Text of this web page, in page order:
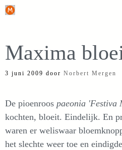
Ga
inhoud
Maxima
3 juni 2009 door Norbert Mergen
De pioenroos paeonia 'Festiva
kochten, bloeit. Eindelijk. En
waren er weliswaar
het slechte weer toe en